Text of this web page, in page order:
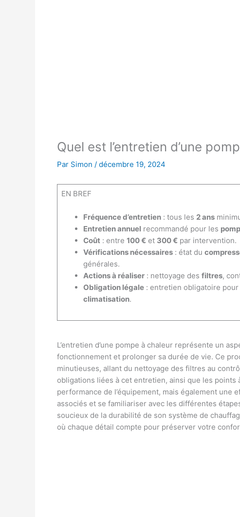
Quel est l’entretien d’une
Par Simon / décembre 19, 2024
EN BREF
Fréquence d’entretien: tous les 2 ans
Entretien annuel recommandé pour les
Coût: entre 100 €et 300 €par intervention.
Vérifications nécessaires: état du
générales.
Actions à réaliser: nettoyage des filtres,
Obligation légale: entretien obligatoire
climatisation.
L’entretien d’une pompe à chaleur représente un
fonctionnement et prolonger sa durée de vie. Ce
minutieuses, allant du nettoyage des filtres au
obligations liées à cet entretien, ainsi que les points
performance de l’équipement, mais également une
associés et se familiariser avec les différentes
soucieux de la durabilité de son système de
où chaque détail compte pour préserver votre